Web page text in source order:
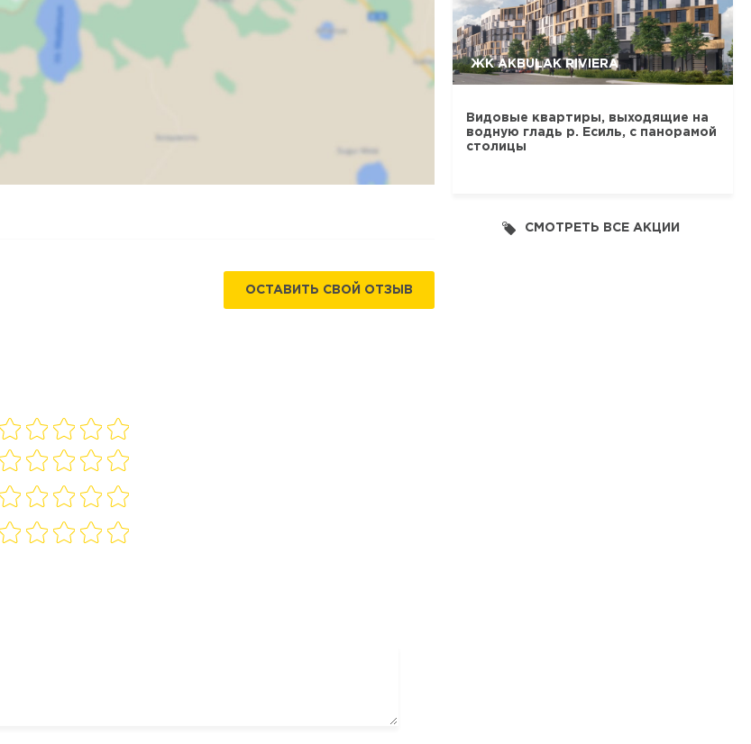
Спутник
ОСТАВИТЬ СВОЙ ОТЗЫВ
ЖК AKBULAK RIVIERA
Видовые квартиры, выходящие на
водную гладь р. Есиль, с панорамой
столицы
СМОТРЕТЬ ВСЕ АКЦИИ